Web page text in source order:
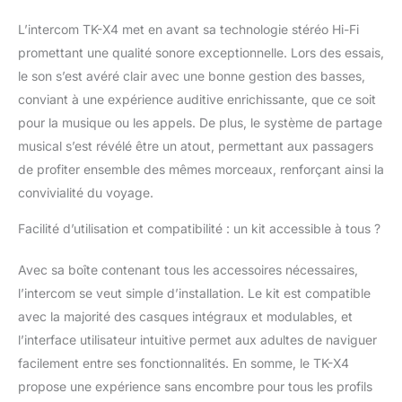
【Puissante
Suppression du Bruit et
Technologie Audio
AptX】Avec la
technologie avancée
DSP et CVC de
technologie de codage
audio élevée AptX de
suppression du bruit,
stéréo Hi-Fi et une
faible latence pour
Bluetooth TK-X4, les
haut-parleurs intégrés
offrent une qualité
sonore clair et net,
L’intercom TK-X4 met en avant sa technologie stéréo Hi-Fi
promettant une qualité sonore exceptionnelle. Lors des essais,
le son s’est avéré clair avec une bonne gestion des basses,
conviant à une expérience auditive enrichissante, que ce soit
pour la musique ou les appels. De plus, le système de partage
musical s’est révélé être un atout, permettant aux passagers
de profiter ensemble des mêmes morceaux, renforçant ainsi la
convivialité du voyage.
Facilité d’utilisation et compatibilité : un kit accessible à tous ?
Avec sa boîte contenant tous les accessoires nécessaires,
l’intercom se veut simple d’installation. Le kit est compatible
avec la majorité des casques intégraux et modulables, et
l’interface utilisateur intuitive permet aux adultes de naviguer
facilement entre ses fonctionnalités. En somme, le TK-X4
propose une expérience sans encombre pour tous les profils